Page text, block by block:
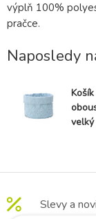
výplň 100%
pračce.
Naposledy
velký
Slevy a